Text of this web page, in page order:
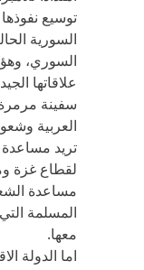
توسيع
السورية
السوري،
علاقاتها
سفينة
العربية
تريد
لقطاع غزة
مساعدة
المسلمة
معها.
اما الدولة